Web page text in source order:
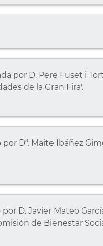
por D. Pere Fuset i
de la Gran Fira'.
Dª. Maite Ibáñez
D. Javier Mateo
de Bienestar